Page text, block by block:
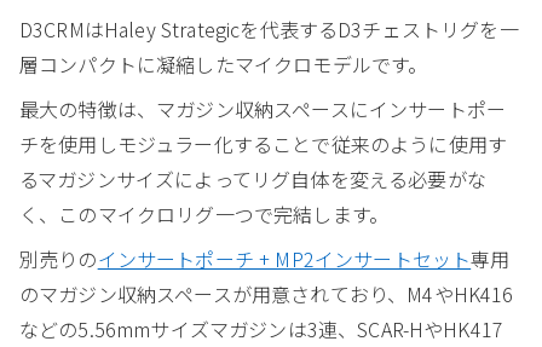
D3CRMはHaley Strategicを代表するD3チェストリグを一
層コンパクトに凝縮したマイクロモデルです。
最大の特徴は、マガジン収納スペースにインサートポー
チを使用しモジュラー化することで従来のように使用す
るマガジンサイズによってリグ自体を変える必要がな
く、このマイクロリグ一つで完結します。
別売りのインサートポーチ + MP2インサートセット専用
のマガジン収納スペースが用意されており、M4やHK416
などの5.56mmサイズマガジンは3連、SCAR-HやHK417